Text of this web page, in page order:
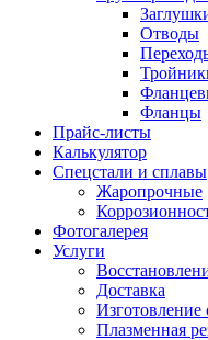
Отводы
Фланцы
Прайс-листы
Калькулятор
Спецстали и сплавы
Жаропрочные
Фотогалерея
Услуги
Доставка
Изготовление
Плазменная